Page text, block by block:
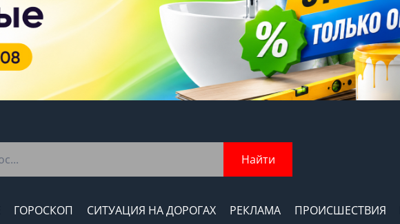
Найти
ГОРОСКОП СИТУАЦИЯ НА ДОРОГАХ РЕКЛАМА ПРОИСШЕСТВИЯ